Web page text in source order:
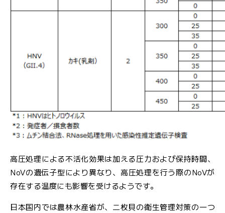
高圧処理による不活化効果は加える圧力および保持時間、
NoVの遺伝子型により異なり、高圧処理を行う際のNoVが
存在する温度にも影響を受けるようです。
日本国内では農林水産省が、二枚貝の衛生管理対策の一つ